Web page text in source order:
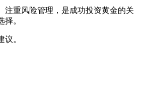
注重风险管理，是成功投资黄金的关
。
。